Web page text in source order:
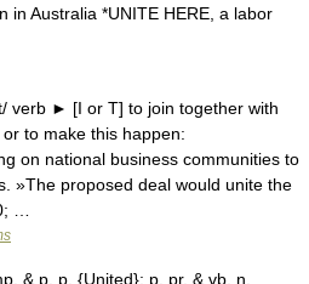
in Australia *UNITE HERE, a labor
verb ► [I or T] to join together with
to make this happen:
on national business communities to
»The proposed deal would unite the
…
& p. p. {United}; p. pr. & vb. n.